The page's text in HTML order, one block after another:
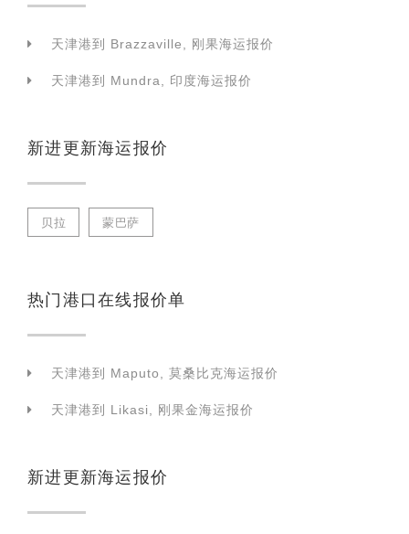
天津港到 Brazzaville, 刚果海运报价
天津港到 Mundra, 印度海运报价
新进更新海运报价
贝拉 蒙巴萨
热门港口在线报价单
天津港到 Maputo, 莫桑比克海运报价
天津港到 Likasi, 刚果金海运报价
新进更新海运报价